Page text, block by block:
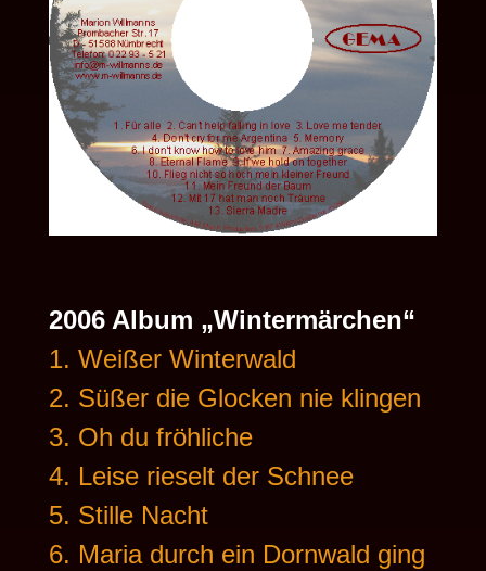
2006 Album „Wintermärchen“
1. Weißer Winterwald
2. Süßer die Glocken nie klingen
3. Oh du fröhliche
4. Leise rieselt der Schnee
5. Stille Nacht
6. Maria durch ein Dornwald ging